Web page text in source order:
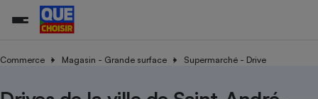
Commerce Magasin - Grande surface Supermarché - Drive